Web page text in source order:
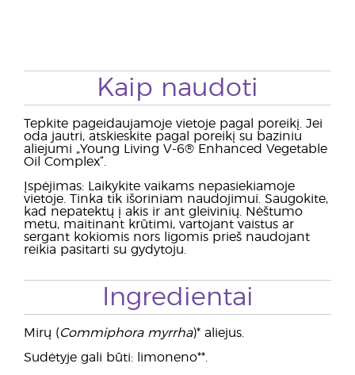
Kaip naudoti
Tepkite pageidaujamoje vietoje pagal poreikį. Jei
oda jautri, atskieskite pagal poreikį su baziniu
aliejumi „Young Living V-6® Enhanced Vegetable
Oil Complex“.
Įspėjimas: Laikykite vaikams nepasiekiamoje
vietoje. Tinka tik išoriniam naudojimui. Saugokite,
kad nepatektų į akis ir ant gleivinių. Nėštumo
metu, maitinant krūtimi, vartojant vaistus ar
sergant kokiomis nors ligomis prieš naudojant
reikia pasitarti su gydytoju.
Ingredientai
Mirų (Commiphora myrrha)* aliejus.
Sudėtyje gali būti: limoneno**.